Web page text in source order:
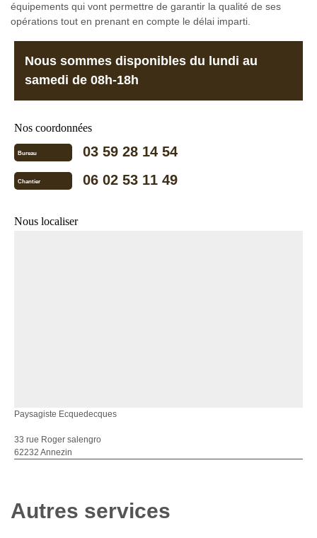
équipements qui vont permettre de garantir la qualité de ses
opérations tout en prenant en compte le délai imparti.
Nous sommes disponibles du lundi au
samedi de 08h-18h
Nos coordonnées
Bureau 03 59 28 14 54
Chantier 06 02 53 11 49
Nous localiser
Paysagiste Ecquedecques
33 rue Roger salengro
62232 Annezin
Autres services